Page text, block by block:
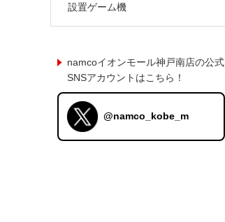
設置ゲーム機
namcoイオンモール神戸南店の公式
SNSアカウントはこちら！
@namco_kobe_m